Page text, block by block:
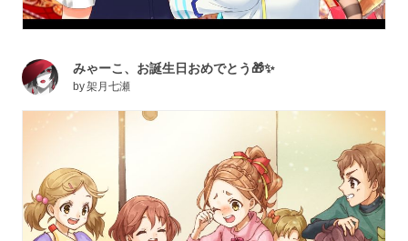
みゃーこ、お誕生日おめでとう🎁✨
by架月七瀬